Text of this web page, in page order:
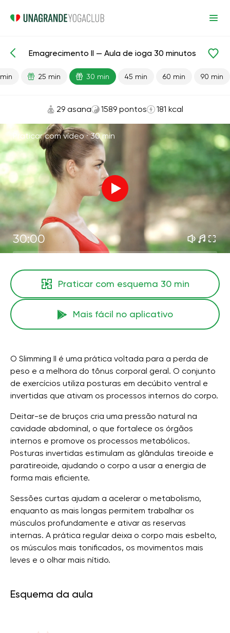
Aulas prontas Avançado Perda de peso
Emagrecimento II — Aula de ioga 30 minutos
25 min 30 min 45 min 60 min 90 min
29 asana 1589 pontos 181 kcal
Praticar com vídeo ·30 min
30:00
Praticar com esquema 30 min
Mais fácil no aplicativo
O Slimming II é uma prática voltada para a perda de
peso e a melhora do tônus ​​corporal geral. O conjunto
de exercícios utiliza posturas em decúbito ventral e
invertidas que ativam os processos internos do corpo.
Deitar-se de bruços cria uma pressão natural na
cavidade abdominal, o que fortalece os órgãos
internos e promove os processos metabólicos.
Posturas invertidas estimulam as glândulas tireoide e
paratireoide, ajudando o corpo a usar a energia de
forma mais eficiente.
Sessões curtas ajudam a acelerar o metabolismo,
enquanto as mais longas permitem trabalhar os
músculos profundamente e ativar as reservas
internas. A prática regular deixa o corpo mais esbelto,
os músculos mais tonificados, os movimentos mais
leves e o olhar mais nítido.
Esquema da aula